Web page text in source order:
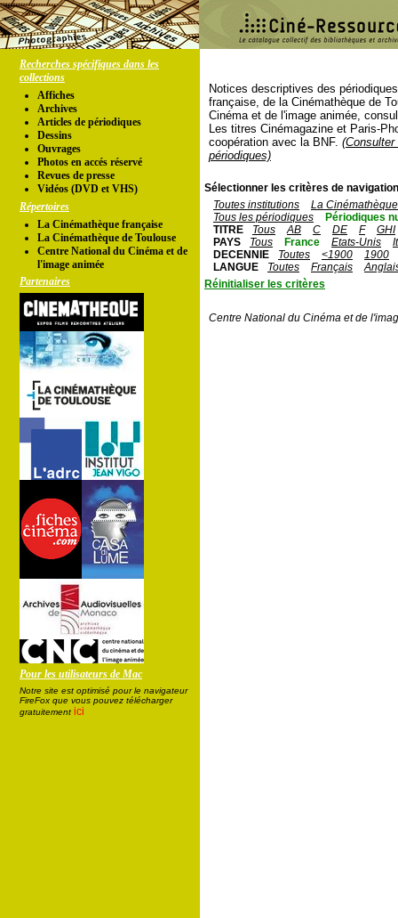
Recherches spécifiques dans les
collections
Affiches
Archives
Articles de périodiques
Dessins
Ouvrages
Photos en accés réservé
Revues de presse
Vidéos (DVD et VHS)
Répertoires
La Cinémathèque française
La Cinémathèque de Toulouse
Centre National du Cinéma et de
l'image animée
Partenaires
Pour les utilisateurs de Mac
Notre site est optimisé pour le navigateur
FireFox que vous pouvez télécharger
gratuitement ici
Notices descriptives des
française, de la Cinémathèque de
Cinéma et de l'image animée,
Les titres Cinémagazine et Paris-
coopération avec la BNF.
périodiques)
Sélectionner les critères de
Toutes institutions
La
Tous les périodiques
Périodiques
TITRE
Tous AB C DE F
GHI
PAYS
Tous France Etats-Unis
DECENNIE
Toutes <1900
1900
LANGUE
Toutes Français
Réinitialiser les critères
Centre National du Cinéma et de